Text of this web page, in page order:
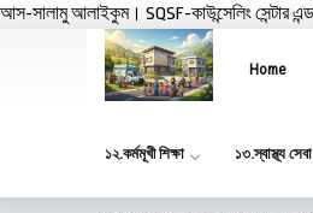
আস-সালামু আলাইকুম। SQSF-কাউন্সেলিং সেন্টার
Home
১২.কর্মমূখী শিক্ষা ১৩.স্বাস্থ্য সেবা